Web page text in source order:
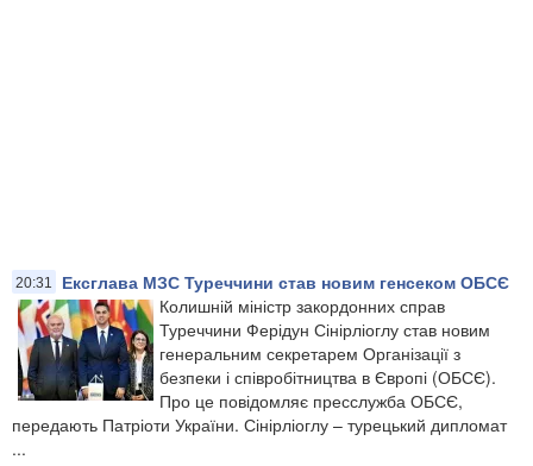
20:31
Ексглава МЗС Туреччини став новим генсеком ОБСЄ
Колишній міністр закордонних справ
Туреччини Ферідун Сінірліоглу став новим
генеральним секретарем Організації з
безпеки і співробітництва в Європі (ОБСЄ).
Про це повідомляє пресслужба ОБСЄ,
передають Патріоти України. Сінірліоглу – турецький дипломат
...